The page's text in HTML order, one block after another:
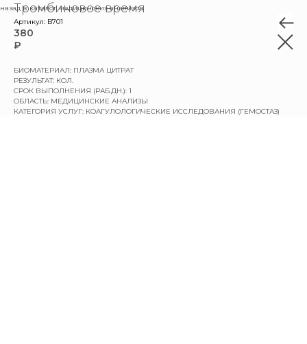
назад в каталог медицинских анализов
Тромбиновое время
Артикул: B701
380
₽
БИОМАТЕРИАЛ: ПЛАЗМА ЦИТРАТ
РЕЗУЛЬТАТ: КОЛ.
СРОК ВЫПОЛНЕНИЯ (РАБ.ДН.): 1
ОБЛАСТЬ: МЕДИЦИНСКИЕ АНАЛИЗЫ
КАТЕГОРИЯ УСЛУГ: КОАГУЛОЛОГИЧЕСКИЕ ИССЛЕДОВАНИЯ (ГЕМОСТАЗ)